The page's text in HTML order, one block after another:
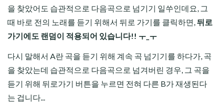
을 찾았어도 습관적으로 다음곡으로 넘기기 일쑤인데요, 그
때 바로 전의 노래를 듣기 위해서 뒤로 가기를 클릭하면, 뒤로
가기에도 랜덤이 적용되어 있습니다!! ㅜ_ㅜ
다시 말해서 A란 곡을 듣기 위해 계속 곡 넘기기를 하다가, 곡
을 찾았는데 습관적으로 다음곡으로 넘겨버린 경우, 그 곡을
듣기 위해 뒤로가기 버튼을 누르면 전혀 다른 B가 재생된다
는 겁니다...